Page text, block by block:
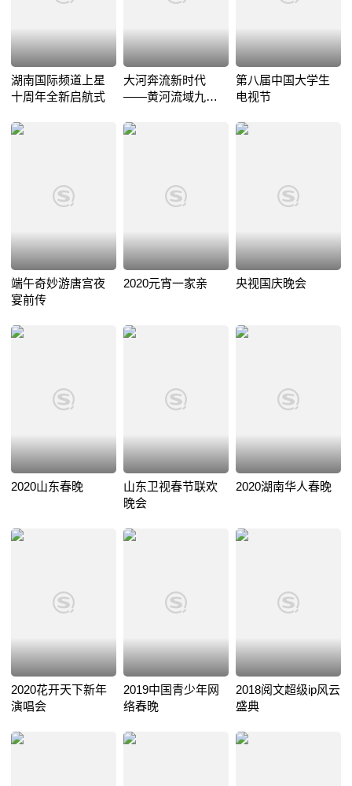
湖南国际频道上星
十周年全新启航式
大河奔流新时代
——黄河流域九省
第八届中国大学生
电视节
端午奇妙游唐宫夜
宴前传
2020元宵一家亲 央视国庆晚会
2020山东春晚
山东卫视春节联欢
晚会
2020湖南华人春晚
2020花开天下新年
演唱会
2019中国青少年网
络春晚
2018阅文超级ip风云
盛典